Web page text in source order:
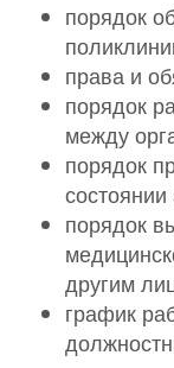
порядок
права и
порядок
между
порядок
порядок
другим
график